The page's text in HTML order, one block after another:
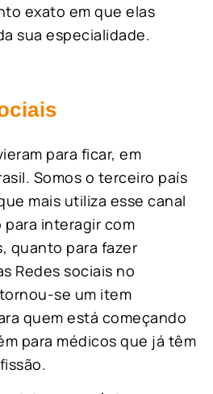
exato em que elas
sua especialidade.
para ficar, em
Somos o terceiro país
mais utiliza esse canal
interagir com
quanto para fazer
Redes sociais no
se um item
quem está começando
para médicos que já têm